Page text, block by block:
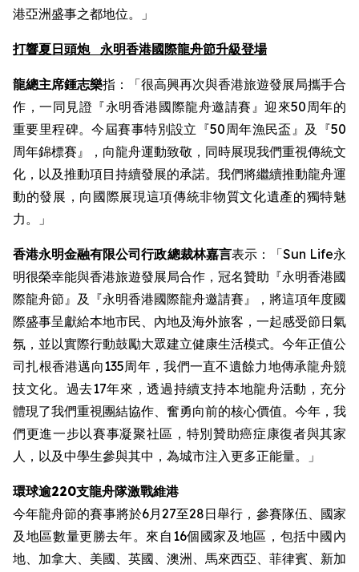
港亞洲盛事之都地位。」
打響夏日頭炮 永明香港國際龍舟節升級登場
龍總主席鍾志樂指：「很高興再次與香港旅遊發展局攜手合
作，一同見證『永明香港國際龍舟邀請賽』迎來50周年的
重要里程碑。今屆賽事特別設立『50周年漁民盃』及『50
周年錦標賽』，向龍舟運動致敬，同時展現我們重視傳統文
化，以及推動項目持續發展的承諾。我們將繼續推動龍舟運
動的發展，向國際展現這項傳統非物質文化遺產的獨特魅
力。」
香港永明金融有限公司行政總裁林嘉言表示：「Sun Life永
明很榮幸能與香港旅遊發展局合作，冠名贊助『永明香港國
際龍舟節』及『永明香港國際龍舟邀請賽』，將這項年度國
際盛事呈獻給本地市民、內地及海外旅客，一起感受節日氣
氛，並以實際行動鼓勵大眾建立健康生活模式。今年正值公
司扎根香港邁向135周年，我們一直不遺餘力地傳承龍舟競
技文化。過去17年來，透過持續支持本地龍舟活動，充分
體現了我們重視團結協作、奮勇向前的核心價值。今年，我
們更進一步以賽事凝聚社區，特別贊助癌症康復者與其家
人，以及中學生參與其中，為城市注入更多正能量。」
環球逾220支龍舟隊激戰維港
今年龍舟節的賽事將於6月27至28日舉行，參賽隊伍、國家
及地區數量更勝去年。來自16個國家及地區，包括中國內
地、加拿大、美國、英國、澳洲、馬來西亞、菲律賓、新加